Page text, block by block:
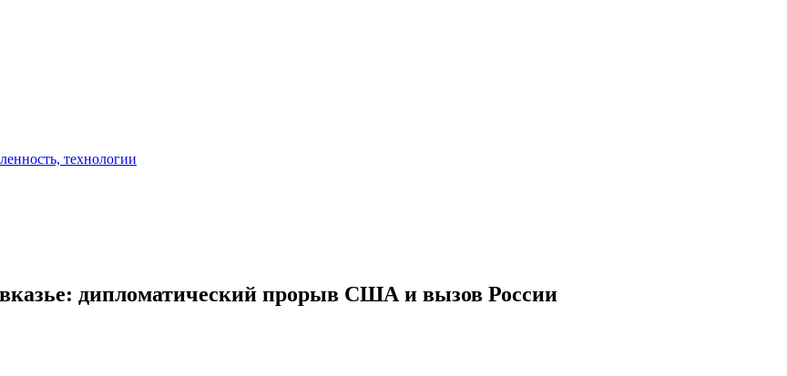
дипломатический прорыв США и вызов России